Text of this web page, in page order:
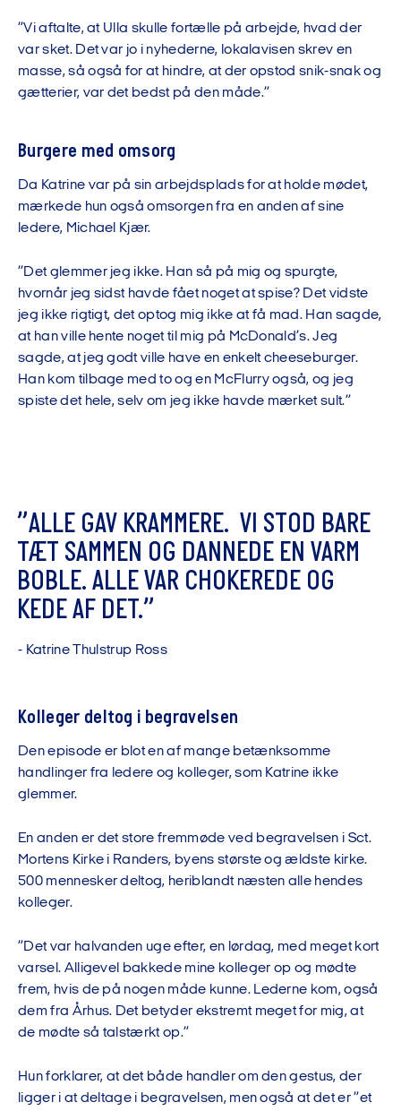
”Vi aftalte, at Ulla skulle fortælle på arbejde, hvad der
var sket. Det var jo i nyhederne, lokalavisen skrev en
masse, så også for at hindre, at der opstod snik-snak og
gætterier, var det bedst på den måde.”
Burgere med omsorg
Da Katrine var på sin arbejdsplads for at holde mødet,
mærkede hun også omsorgen fra en anden af sine
ledere, Michael Kjær.
”Det glemmer jeg ikke. Han så på mig og spurgte,
hvornår jeg sidst havde fået noget at spise? Det vidste
jeg ikke rigtigt, det optog mig ikke at få mad. Han sagde,
at han ville hente noget til mig på McDonald’s. Jeg
sagde, at jeg godt ville have en enkelt cheeseburger.
Han kom tilbage med to og en McFlurry også, og jeg
spiste det hele, selv om jeg ikke havde mærket sult.”
”ALLE GAV KRAMMERE. VI STOD BARE
TÆT SAMMEN OG DANNEDE EN VARM
BOBLE. ALLEVAR CHOKEREDE OG
KEDEAF DET.”
- Katrine Thu strup Ross
Kolleger deltog i begravelsen
Den episode er blot en af mange betænksomme
handlinger fra ledere og kolleger, som Katrine ikke
glemmer.
En anden er det store fremmøde ved begravelsen i Sct.
Mortens Kirke i Randers, byens største og ældste kirke.
500 mennesker deltog, heriblandt næsten alle hendes
kolleger.
”Det var halvanden uge efter, en lørdag, med meget kort
varsel. Alligevel bakkede mine kolleger op og mødte
frem, hvis de på nogen måde kunne. Lederne kom, også
dem fra Århus. Det betyder ekstremt meget for mig, at
de mødte så talstærkt op.”
Hun forklarer, at det både handler om den gestus, der
ligger i at deltage i begravelsen, men også at det er ”et